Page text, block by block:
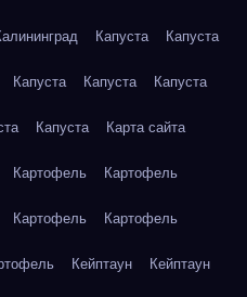
Капуста Капуста
Капуста Капуста Капуста
Капуста Карта сайта
Картофель Картофель
Картофель Картофель
Кейптаун Кейптаун